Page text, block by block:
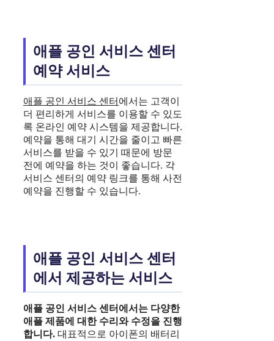
애플 공인 서비스 센터
예약 서비스
애플 공인 서비스 센터 에서는 고객이
더 편리하게 서비스를 이용할 수 있도
록 온라인 예약 시스템을 제공합니다.
예약을 통해 대기 시간을 줄이고 빠른
서비스를 받을 수 있기 때문에 방문
전에 예약을 하는 것이 좋습니다. 각
서비스 센터의 예약 링크를 통해 사전
예약을 진행할 수 있습니다.
애플 공인 서비스 센터
에서 제공하는 서비스
애플 공인 서비스 센터 에서는 다양한
애플 제품에 대한 수리와 수정을 진행
합니다. 대표적으로 아이폰의 배터리